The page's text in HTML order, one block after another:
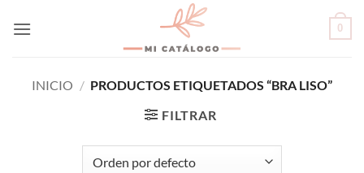
0
INICIO / PRODUCTOS ETIQUETADOS “BRA LISO”
FILTRAR